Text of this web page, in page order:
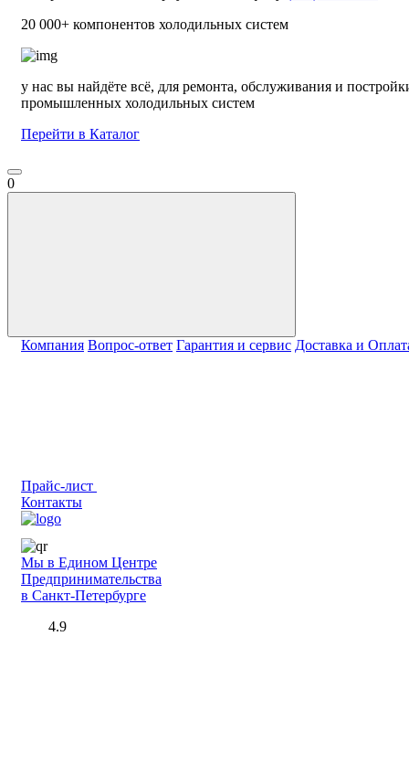
20 000+ компонентов холодильных систем
у нас вы найдёте всё, для ремонта, обслуживания и
промышленных холодильных систем
Перейти в Каталог
0
Компания Вопрос-ответ Гарантия и сервис Доставка и
Прайс-лист
Контакты
Мы в Едином Центре
Предпринимательства
в Санкт-Петербурге
4.9